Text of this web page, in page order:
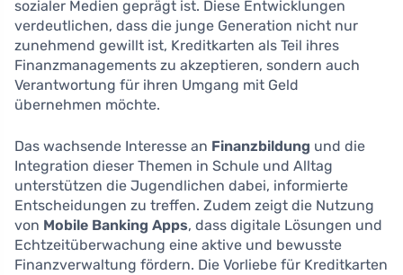
sozialer Medien geprägt ist. Diese Entwicklungen
verdeutlichen, dass die junge Generation nicht nur
zunehmend gewillt ist, Kreditkarten als Teil ihres
Finanzmanagements zu akzeptieren, sondern auch
Verantwortung für ihren Umgang mit Geld
übernehmen möchte.
Das wachsende Interesse an Finanzbildung und die
Integration dieser Themen in Schule und Alltag
unterstützen die Jugendlichen dabei, informierte
Entscheidungen zu treffen. Zudem zeigt die Nutzung
von Mobile Banking Apps, dass digitale Lösungen und
Echtzeitüberwachung eine aktive und bewusste
Finanzverwaltung fördern. Die Vorliebe für Kreditkarten